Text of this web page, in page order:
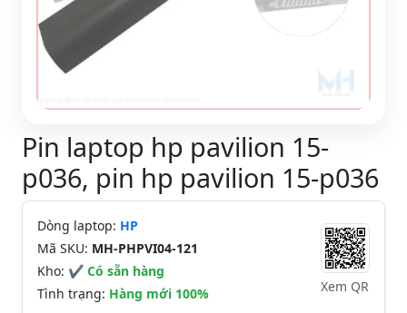
Pin laptop hp pavilion 15-
p036, pin hp pavilion 15-p036
Dòng laptop: HP
Mã SKU: MH-PHPVI04-121
Kho: ✔ Có sẵn hàng
Tình trạng: Hàng mới 100% Xem QR